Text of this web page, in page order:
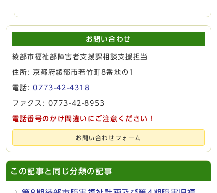
お問い合わせ
綾部市福祉部障害者支援課相談支援担当
住所: 京都府綾部市若竹町8番地の1
電話:0773-42-4318
ファクス: 0773-42-8953
電話番号のかけ間違いにご注意ください！
お問い合わせフォーム
この記事と同じ分類の記事